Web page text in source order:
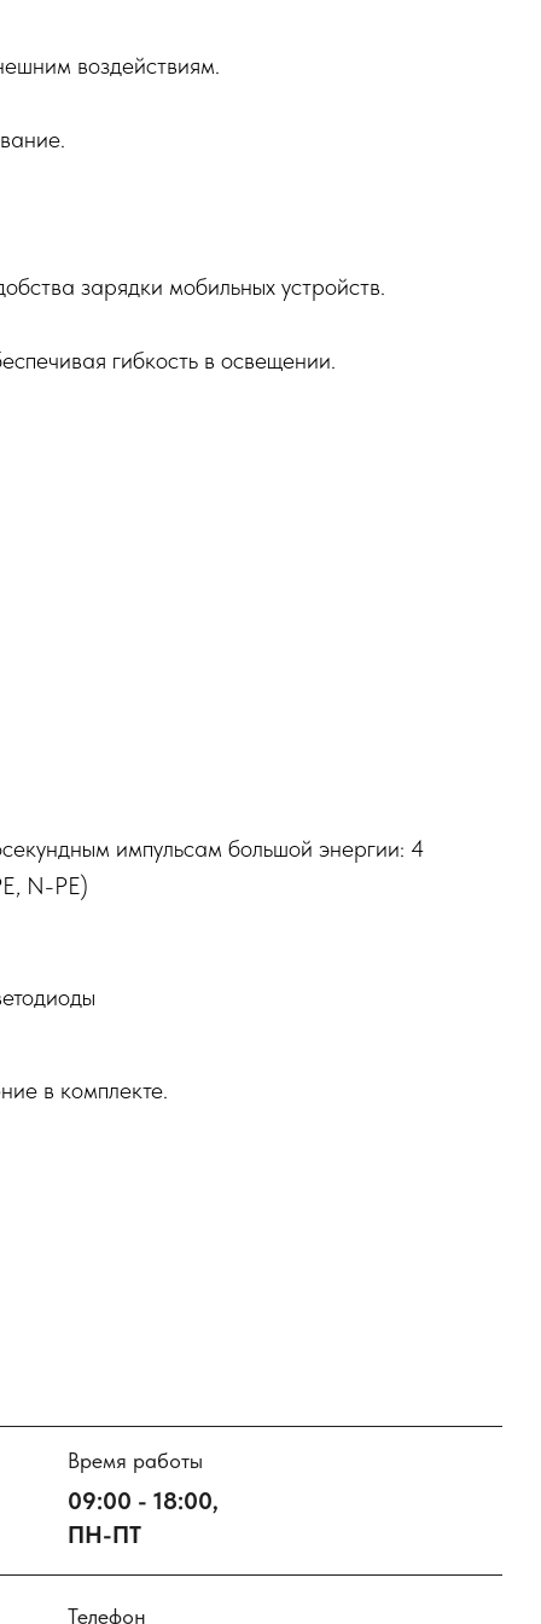
воздействиям.
зарядки мобильных устройств.
гибкость в освещении.
импульсам большой энергии: 4
N-PE)
в комплекте.
Время работы
09:00 - 18:00,
ПН-ПТ
Телефон